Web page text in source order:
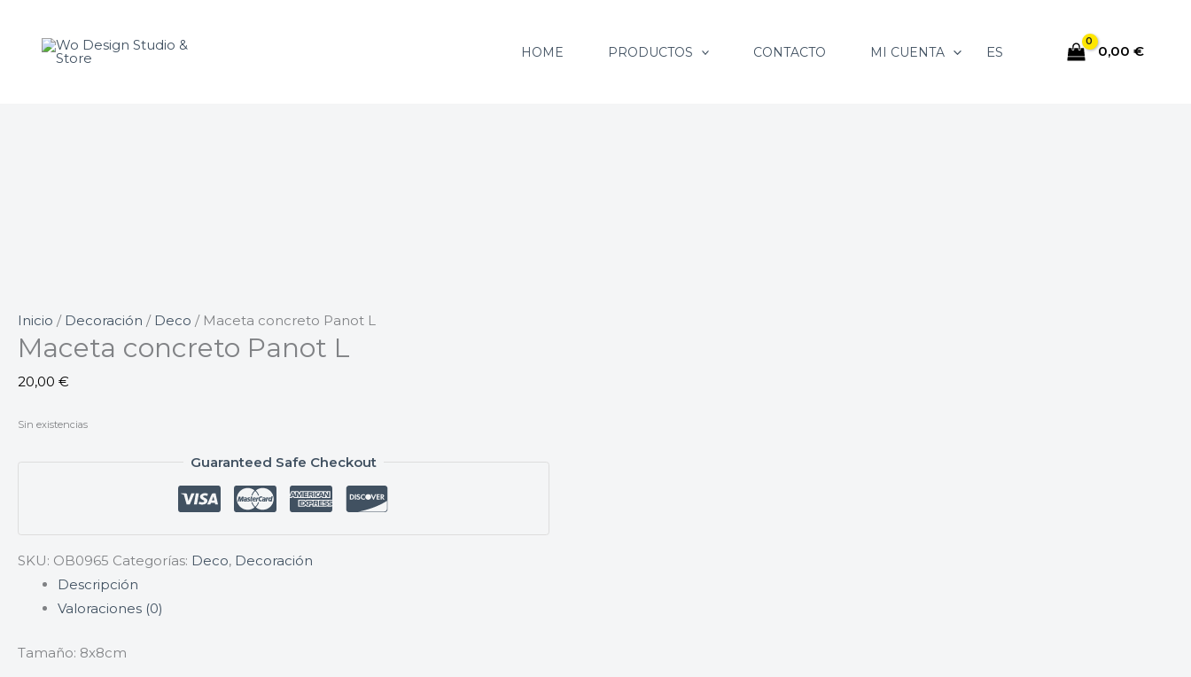
contenido
HOME PRODUCTOS CONTACTO MI CUENTA ES 0,00€
Inicio / Decoración / Deco / Maceta concreto Panot L
Maceta concreto Panot L
20,00 €
Sin existencias
Guaranteed Safe Checkout
SKU: OB0965 Categorías: Deco, Decoración
Descripción
Valoraciones (0)
Tamaño: 8x8cm